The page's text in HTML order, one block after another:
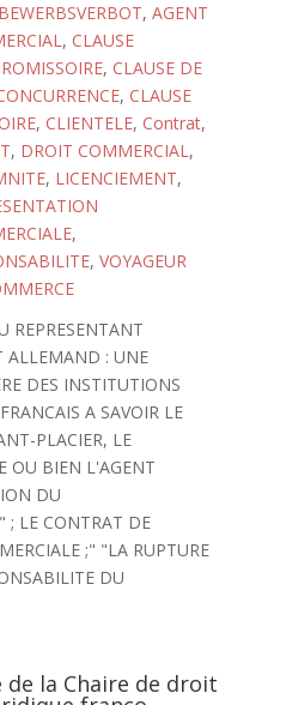
, AGENT
, CLAUSE
, CLAUSE DE
, CLAUSE
, CLIENTELE, Contrat,
, DROIT COMMERCIAL,
, LICENCIEMENT,
,
, VOYAGEUR
REPRESENTANT
ALLEMAND : UNE
DES INSTITUTIONS
A SAVOIR LE
PLACIER, LE
OU BIEN L'AGENT
DU
; LE CONTRAT DE
;" "LA RUPTURE
DU
de la Chaire de droit